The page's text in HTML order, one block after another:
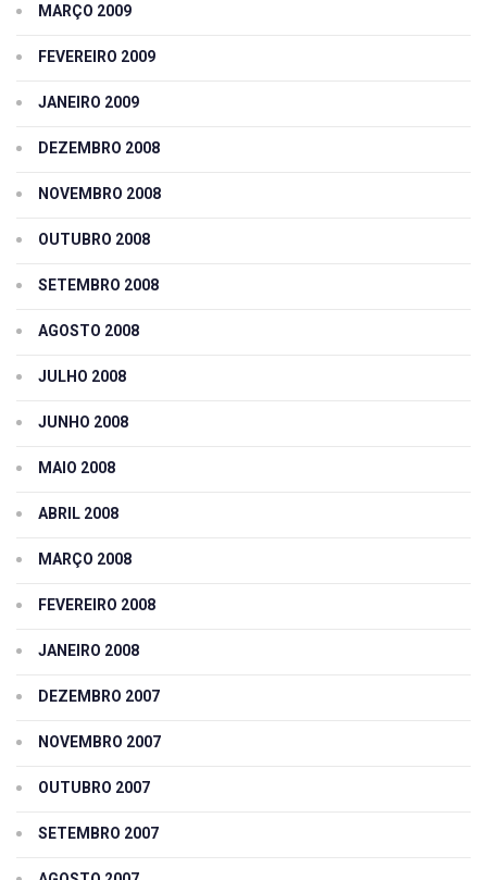
MARÇO 2009
FEVEREIRO 2009
JANEIRO 2009
DEZEMBRO 2008
NOVEMBRO 2008
OUTUBRO 2008
SETEMBRO 2008
AGOSTO 2008
JULHO 2008
JUNHO 2008
MAIO 2008
ABRIL 2008
MARÇO 2008
FEVEREIRO 2008
JANEIRO 2008
DEZEMBRO 2007
NOVEMBRO 2007
OUTUBRO 2007
SETEMBRO 2007